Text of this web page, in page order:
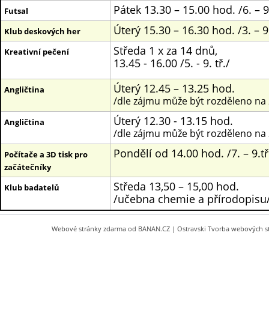
Futsal Pátek 13.30 – 15.00 hod. /6. –
Klub deskových her Úterý 15.30 – 16.30 hod. /3. –
Kreativní pečení
Středa 1 x za 14 dnů,
13.45 - 16.00 /5. - 9. tř./
Angličtina Úterý 12.45 – 13.25 hod.
/dle zájmu může být rozděleno
Angličtina Úterý 12.30 - 13.15 hod.
/dle zájmu může být rozděleno
Počítače a 3D tisk pro
začátečníky
Pondělí od 14.00 hod. /7. –
Klub badatelů
Středa 13,50 – 15,00 hod.
/učebna chemie a
Webové stránky zdarma od BANAN.CZ | Ostravski Tvorba webových